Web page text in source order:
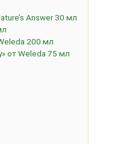
Answer 30 мл
200 мл
от Weleda 75 мл